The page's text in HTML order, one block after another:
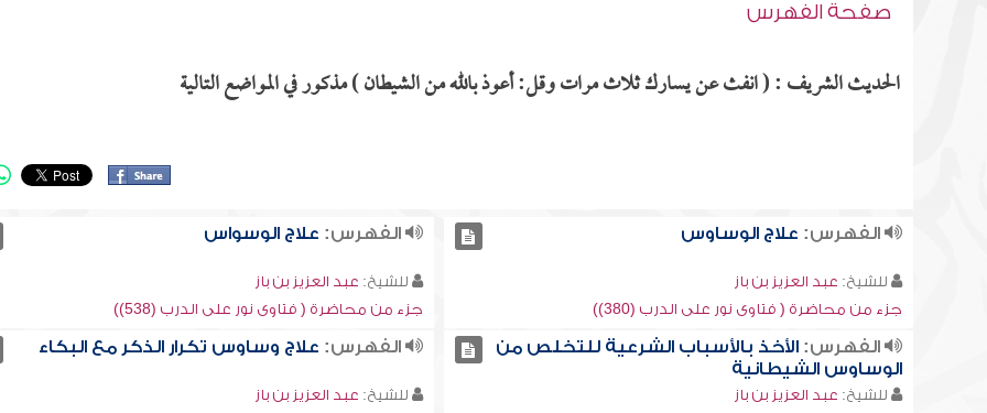
صفحة الفهرس
الحديث الشريف : ( انفث عن يسارك ثلاث مرات وقل: أعوذ بالله من الشيطان ) مذكور في المواضع التالية
الفهرس: علاج الوساوس
للشيخ: عبد العزيز بن باز
جزء من محاضرة ( فتاوى نور على الدرب (380))
الفهرس: علاج الوسواس
للشيخ: عبد العزيز بن باز
جزء من محاضرة ( فتاوى نور على الدرب (538))
الفهرس:الأخذ بالأسباب الشرعية للتخلص من
الوساوس الشيطانية
للشيخ: عبد العزيز بن باز
الفهرس: علاج وساوس تكرار الذكر مع البكاء
للشيخ: عبد العزيز بن باز